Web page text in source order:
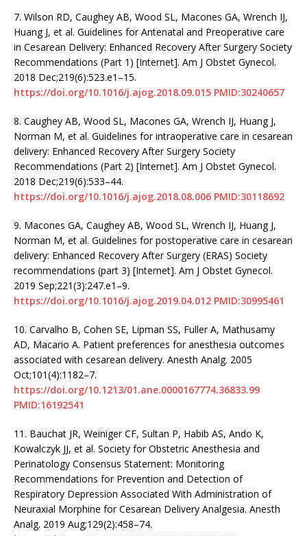
7. Wilson RD, Caughey AB, Wood SL, Macones GA, Wrench IJ,
Huang J, et al. Guidelines for Antenatal and Preoperative care
in Cesarean Delivery: Enhanced Recovery After Surgery Society
Recommendations (Part 1) [Internet]. Am J Obstet Gynecol.
2018 Dec;219(6):523.e1–15.
https://doi.org/10.1016/j.ajog.2018.09.015 PMID:30240657
8. Caughey AB, Wood SL, Macones GA, Wrench IJ, Huang J,
Norman M, et al. Guidelines for intraoperative care in cesarean
delivery: Enhanced Recovery After Surgery Society
Recommendations (Part 2) [Internet]. Am J Obstet Gynecol.
2018 Dec;219(6):533–44.
https://doi.org/10.1016/j.ajog.2018.08.006 PMID:30118692
9. Macones GA, Caughey AB, Wood SL, Wrench IJ, Huang J,
Norman M, et al. Guidelines for postoperative care in cesarean
delivery: Enhanced Recovery After Surgery (ERAS) Society
recommendations (part 3) [Internet]. Am J Obstet Gynecol.
2019 Sep;221(3):247.e1–9.
https://doi.org/10.1016/j.ajog.2019.04.012 PMID:30995461
10. Carvalho B, Cohen SE, Lipman SS, Fuller A, Mathusamy
AD, Macario A. Patient preferences for anesthesia outcomes
associated with cesarean delivery. Anesth Analg. 2005
Oct;101(4):1182–7.
https://doi.org/10.1213/01.ane.0000167774.36833.99
PMID:16192541
11. Bauchat JR, Weiniger CF, Sultan P, Habib AS, Ando K,
Kowalczyk JJ, et al. Society for Obstetric Anesthesia and
Perinatology Consensus Statement: Monitoring
Recommendations for Prevention and Detection of
Respiratory Depression Associated With Administration of
Neuraxial Morphine for Cesarean Delivery Analgesia. Anesth
Analg. 2019 Aug;129(2):458–74.